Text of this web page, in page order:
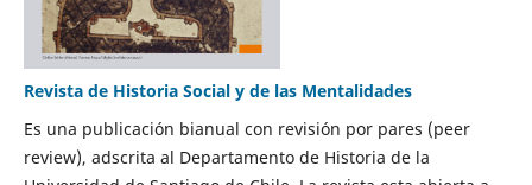
Revista de Historia Social y de las Mentalidades
Es una publicación bianual con revisión por pares (peer
review), adscrita al Departamento de Historia de la